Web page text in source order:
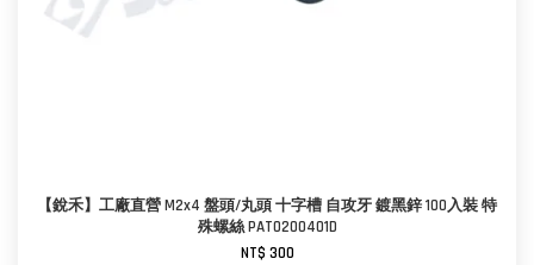
【銳禾】工廠直營 M2x4 盤頭/丸頭 十字槽 自攻牙 鍍黑鋅 100入裝 特
殊螺絲 PAT0200401D
NT$ 300